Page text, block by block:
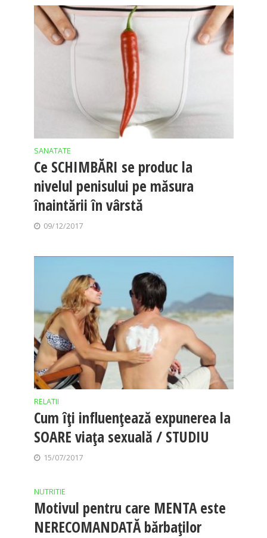
SANATATE
Ce SCHIMBĂRI se produc la
nivelul penisului pe măsura
înaintării în vârstă
09/12/2017
RELATII
Cum îți influenţează expunerea la
SOARE viaţa sexuală / STUDIU
15/07/2017
NUTRITIE
Motivul pentru care MENTA este
NERECOMANDATĂ bărbaților